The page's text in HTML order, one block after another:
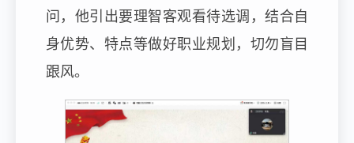
问，他引出要理智客观看待选调，结合自
身优势、特点等做好职业规划，切勿盲目
跟风。